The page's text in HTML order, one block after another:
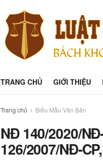
TRANG CHỦ GIỚI THIỆU
Trang chủ Biểu Mẫu Văn Bản
NĐ 140/2020/
126/2007/NĐ-